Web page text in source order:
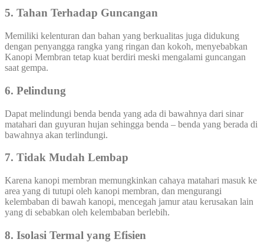
5. Tahan Terhadap Guncangan
Memiliki kelenturan dan bahan yang berkualitas juga didukung
dengan penyangga rangka yang ringan dan kokoh, menyebabkan
Kanopi Membran tetap kuat berdiri meski mengalami guncangan
saat gempa.
6. Pelindung
Dapat melindungi benda benda yang ada di bawahnya dari sinar
matahari dan guyuran hujan sehingga benda – benda yang berada di
bawahnya akan terlindungi.
7. Tidak Mudah Lembap
Karena kanopi membran memungkinkan cahaya matahari masuk ke
area yang di tutupi oleh kanopi membran, dan mengurangi
kelembaban di bawah kanopi, mencegah jamur atau kerusakan lain
yang di sebabkan oleh kelembaban berlebih.
8. Isolasi Termal yang Efisien